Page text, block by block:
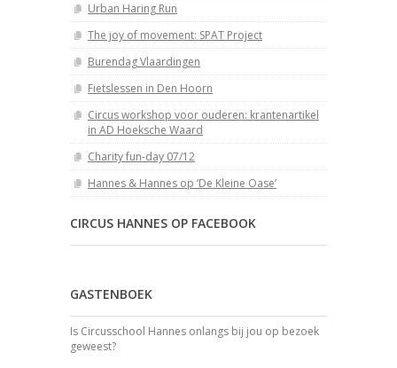
Urban Haring Run
The joy of movement: SPAT Project
Burendag Vlaardingen
Fietslessen in Den Hoorn
Circus workshop voor ouderen: krantenartikel
in AD Hoeksche Waard
Charity fun-day 07/12
Hannes & Hannes op ‘De Kleine Oase’
CIRCUS HANNES OP FACEBOOK
GASTENBOEK
Is Circusschool Hannes onlangs bij jou op bezoek
geweest?